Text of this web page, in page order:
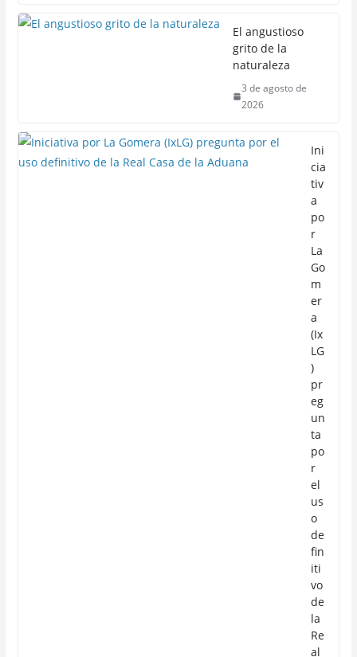
El angustioso
grito de la
naturaleza
3 de agosto de
2026
Ini
cia
tiv
a
po
r
La
Go
m
er
a
(Ix
LG
)
pr
eg
un
ta
po
r
el
us
o
de
fin
iti
vo
de
la
Re
al